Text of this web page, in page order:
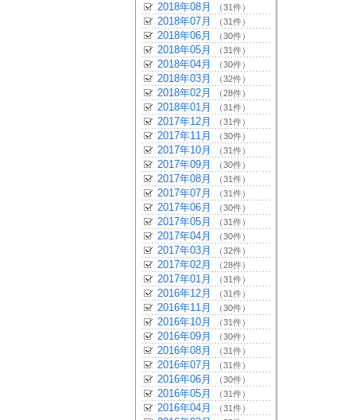
2018年08月 （31件）
2018年07月 （31件）
2018年06月 （30件）
2018年05月 （31件）
2018年04月 （30件）
2018年03月 （32件）
2018年02月 （28件）
2018年01月 （31件）
2017年12月 （31件）
2017年11月 （30件）
2017年10月 （31件）
2017年09月 （30件）
2017年08月 （31件）
2017年07月 （31件）
2017年06月 （30件）
2017年05月 （31件）
2017年04月 （30件）
2017年03月 （32件）
2017年02月 （28件）
2017年01月 （31件）
2016年12月 （31件）
2016年11月 （30件）
2016年10月 （31件）
2016年09月 （30件）
2016年08月 （31件）
2016年07月 （31件）
2016年06月 （30件）
2016年05月 （31件）
2016年04月 （31件）